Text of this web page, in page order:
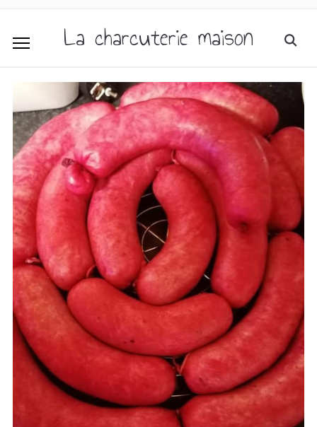
La charcuterie maison